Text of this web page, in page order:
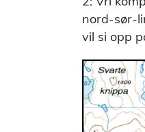
nord-sør-
vil si opp